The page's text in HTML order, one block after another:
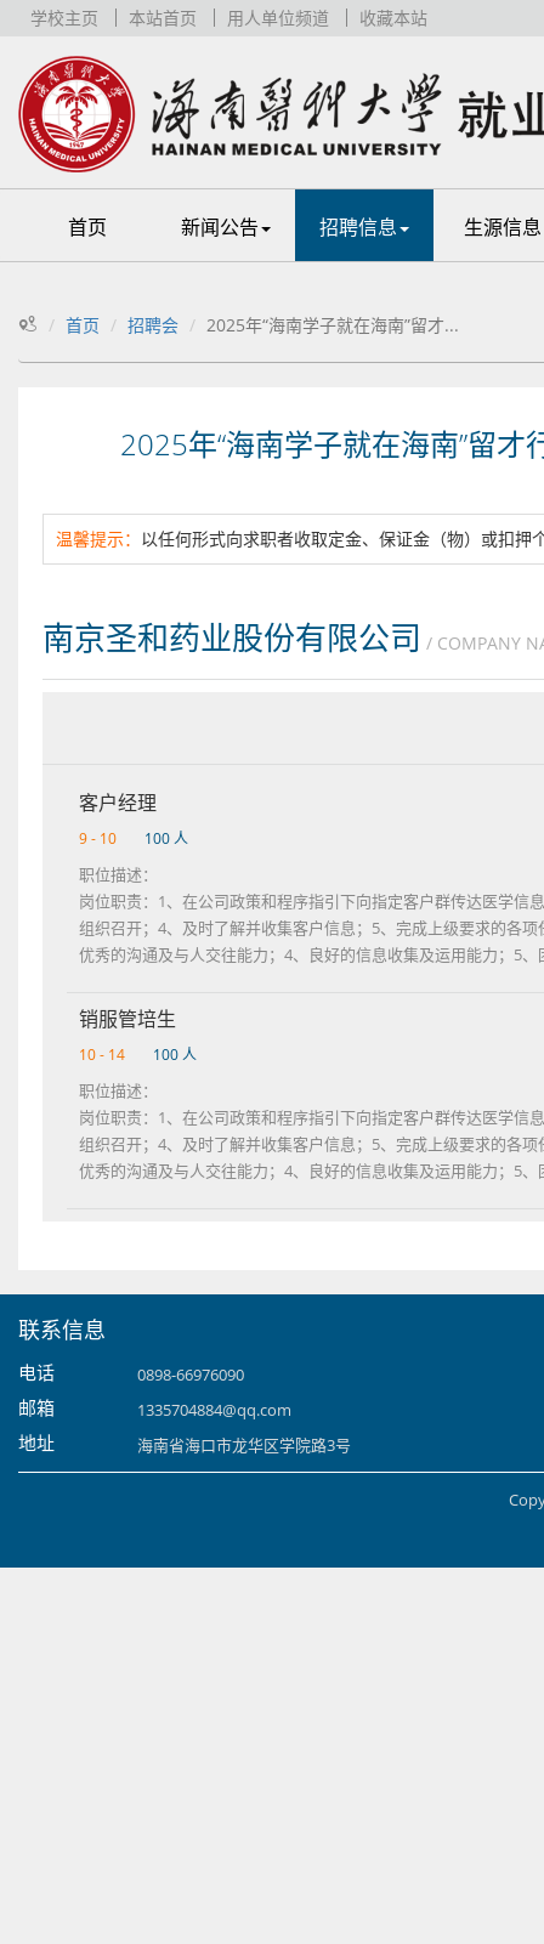
学校主页 本站首页 用人单位频道 收藏本站
首页 新闻公告 招聘信息 生源信息
首页 招聘会 2025年“海南学子就在海南”留才...
2025年“海南学子就在海南”留
温馨提示： 以任何形式向求职者收取定金、保证金（物）或扣
南京圣和药业股份有限公司 / COMPANY
客户经理
9 - 10 100 人
职位描述：
岗位职责：1、在公司政策和程序指引下向指定客户群传达医学
组织召开；4、及时了解并收集客户信息；5、完成上级要求的各
优秀的沟通及与人交往能力；4、良好的信息收集及运用能力；5
销服管培生
10 - 14 100 人
职位描述：
岗位职责：1、在公司政策和程序指引下向指定客户群传达医学
组织召开；4、及时了解并收集客户信息；5、完成上级要求的各
优秀的沟通及与人交往能力；4、良好的信息收集及运用能力；5
联系信息
电话 0898-66976090
邮箱 1335704884@qq.com
地址 海南省海口市龙华区学院路3号